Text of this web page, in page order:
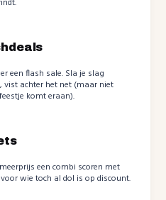
een flash sale. Sla je slag
vist achter het net (maar niet
komt eraan).
een combi scoren met
wie toch al dol is op discount.